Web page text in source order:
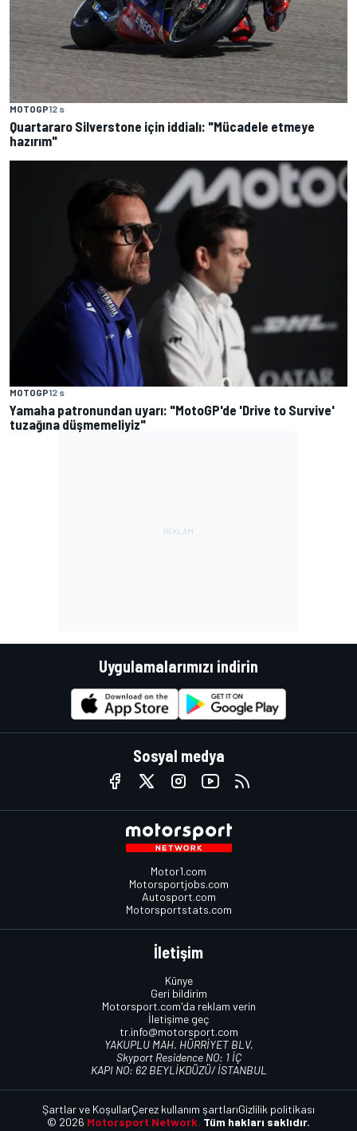
MOTOGP12 s
Quartararo Silverstone için iddialı: "Mücadele etmeye
hazırım"
MOTOGP12 s
Yamaha patronundan uyarı: "MotoGP'de 'Drive to Survive'
tuzağına düşmemeliyiz"
Uygulamalarımızı indirin
Sosyal medya
Motor1.com
Motorsportjobs.com
Autosport.com
Motorsportstats.com
İletişim
Künye
Geri bildirim
Motorsport.com'da reklam verin
İletişime geç
tr.info@motorsport.com
YAKUPLU MAH. HÜRRİYET BLV.
Skyport Residence NO: 1 İÇ
KAPI NO: 62 BEYLİKDÜZÜ/ İSTANBUL
© 2026 Motorsport Network. Tüm hakları saklıdır.
Şartlar ve KoşullarÇerez kullanım şartlarıGizlilik politikası